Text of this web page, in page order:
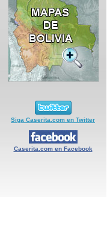
Siga Caserita.com en Twitter
Caserita.com en Facebook